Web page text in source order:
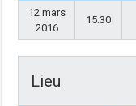
12 mars
2016
15:30
Lieu